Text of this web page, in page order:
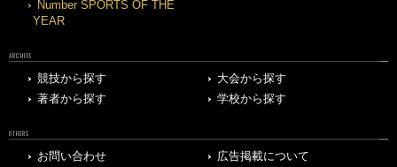
Number SPORTS OF THE
YEAR
ARCHIVE
競技から探す
大会から探す
著者から探す
学校から探す
OTHERS
お問い合わせ
広告掲載について